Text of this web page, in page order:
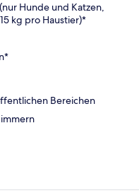
Hunde und Katzen,
kg pro Haustier)*
Bereichen